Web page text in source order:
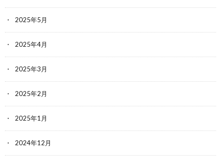
2025年5月
2025年4月
2025年3月
2025年2月
2025年1月
2024年12月